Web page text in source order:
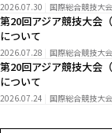
2026.07.30 国際総合競技大会
第20回アジア競技大会
について
2026.07.28 国際総合競技大会
第20回アジア競技大会
について
2026.07.24 国際総合競技大会